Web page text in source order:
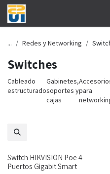
Ir al contenido
... Redes y Networking
Switches
Cableado
estructurado
Gabinetes,
soportes y
cajas
para
Switch HIKVISION Poe 4
Puertos Gigabit Smart